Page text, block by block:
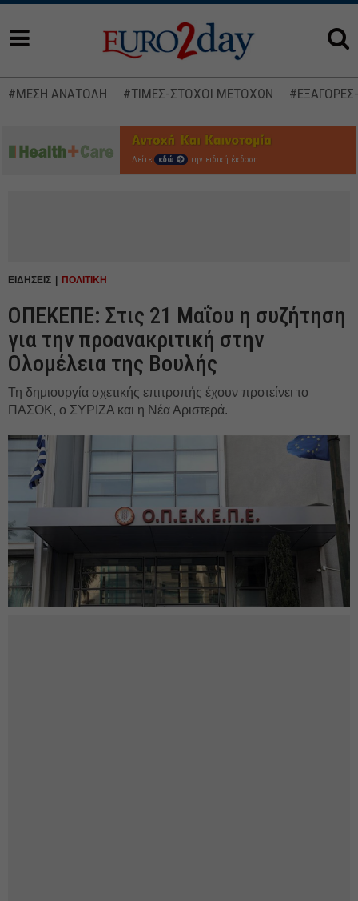
#ΜΕΣΗ ΑΝΑΤΟΛΗ #ΤΙΜΕΣ-ΣΤΟΧΟΙ ΜΕΤΟΧΩΝ
Δείτε εδώ την ειδική έκδοση
ΕΙΔΗΣΕΙΣ ΠΟΛΙΤΙΚΗ
ΟΠΕΚΕΠΕ: Στις 21 Μαΐου η συζήτηση
για την προανακριτική στην
Ολομέλεια της Βουλής
Τη δημιουργία σχετικής επιτροπής έχουν προτείνει το
ΠΑΣΟΚ, ο ΣΥΡΙΖΑ και η Νέα Αριστερά.